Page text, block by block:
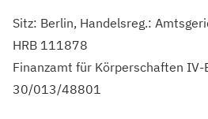
Sitz: Berlin, Handelsreg.:
HRB 111878
Finanzamt für Körperschaften IV-
30/013/48801